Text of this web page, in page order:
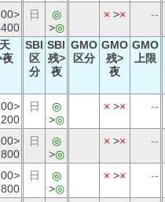
日
◎
>◎
× >× --
夜
SBI
区
分
SBI
残>
夜
GMO
区分
GMO
残>
夜
GMO
上限
日
◎
>◎
× >× --
800
日
◎
>◎
× >× --
800
日
◎
>◎
× >× --